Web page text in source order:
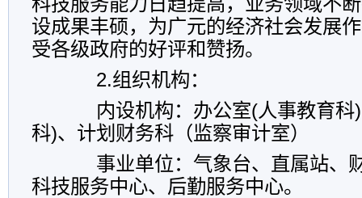
设成果丰硕，为广元的经济社会发展
受各级政府的好评和赞扬。
2.组织机构：
内设机构：办公室(人事教育科)
科)、计划财务科（监察审计室）
事业单位：气象台、直属站、
科技服务中心、后勤服务中心。